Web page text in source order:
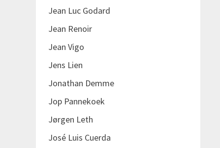
Jean Luc Godard
Jean Renoir
Jean Vigo
Jens Lien
Jonathan Demme
Jop Pannekoek
Jørgen Leth
José Luis Cuerda